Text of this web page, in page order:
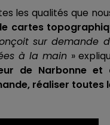
les qualités que
cartes
sur demande
à la main »
de Narbonne
réaliser toutes